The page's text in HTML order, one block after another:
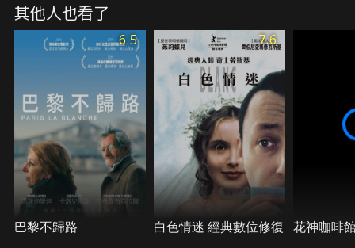
（Simone Veil）的傳記電影。從西蒙的童年時期到
她的政治奮鬥，經歷數起20世紀的關鍵事件。私密而
史詩般地呈現一位非凡的女性，如何挑戰並改變她的
時代。西蒙娜韋依所要傳達的人文訊息，時至今日仍
其他人也看了
6.5
巴黎不歸路
7.6
白色情迷 經典數位修復 花神咖啡